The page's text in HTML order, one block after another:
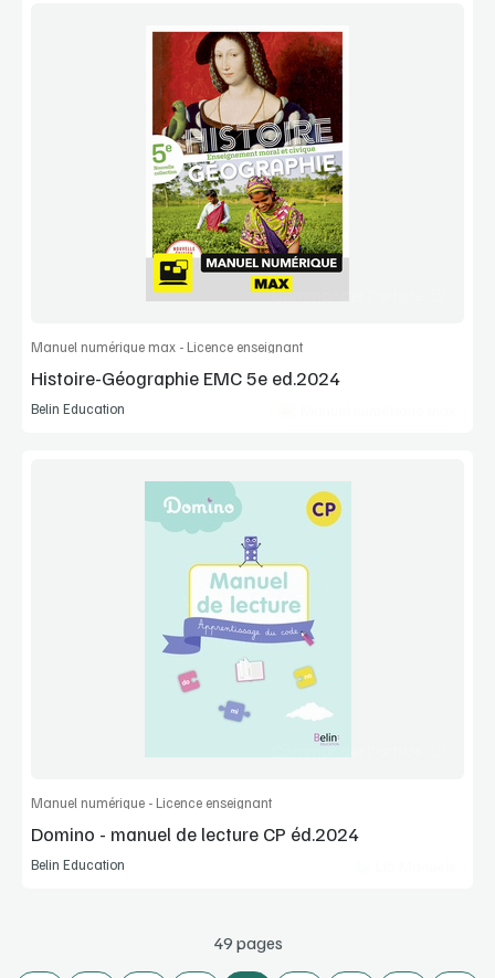
Voir la démo
Extrait
Commander l'article
Manuel numérique max - Licence enseignant
Histoire-Géographie EMC 5e ed.2024
Belin Education
Voir la démo
Extrait
Commander l'article
Manuel numérique - Licence enseignant
Domino - manuel de lecture CP éd.2024
Belin Education
49 pages